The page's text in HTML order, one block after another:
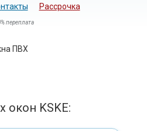
Рассрочка
переплата
ПВХ
окон KSKE: